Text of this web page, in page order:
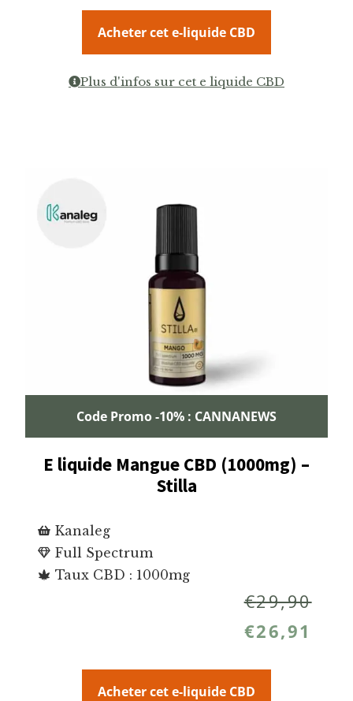
Acheter cet e-liquide CBD
Plus d'infos sur cet e liquide CBD
Code Promo -10% : CANNANEWS
E liquide Mangue CBD (1000mg) –
Stilla
Kanaleg
Full Spectrum
Taux CBD : 1000mg
€29,90
€26,91
Acheter cet e-liquide CBD